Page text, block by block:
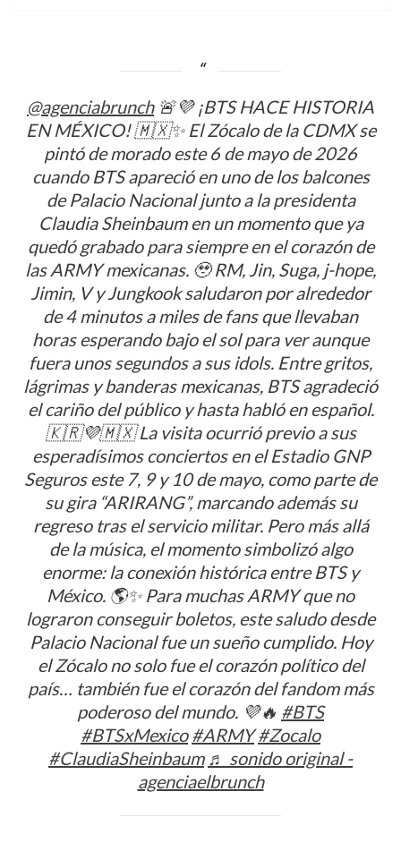
@agenciabrunch🚨💜 ¡BTS HACE HISTORIA
EN MÉXICO! 🇲🇽✨ El Zócalo de la CDMX se
pintó de morado este 6 de mayo de 2026
cuando BTS apareció en uno de los balcones
de Palacio Nacional junto a la presidenta
Claudia Sheinbaum en un momento que ya
quedó grabado para siempre en el corazón de
las ARMY mexicanas. 🥹 RM, Jin, Suga, j-hope,
Jimin, V y Jungkook saludaron por alrededor
de 4 minutos a miles de fans que llevaban
horas esperando bajo el sol para ver aunque
fuera unos segundos a sus idols. Entre gritos,
lágrimas y banderas mexicanas, BTS agradeció
el cariño del público y hasta habló en español.
🇰🇷💜🇲🇽 La visita ocurrió previo a sus
esperadísimos conciertos en el Estadio GNP
Seguros este 7, 9 y 10 de mayo, como parte de
su gira “ARIRANG”, marcando además su
regreso tras el servicio militar. Pero más allá
de la música, el momento simbolizó algo
enorme: la conexión histórica entre BTS y
México. 🌎✨ Para muchas ARMY que no
lograron conseguir boletos, este saludo desde
Palacio Nacional fue un sueño cumplido. Hoy
el Zócalo no solo fue el corazón político del
país… también fue el corazón del fandom más
poderoso del mundo. 💜🔥 #BTS
#BTSxMexico #ARMY #Zocalo
#ClaudiaSheinbaum ♬ sonido original -
agenciaelbrunch